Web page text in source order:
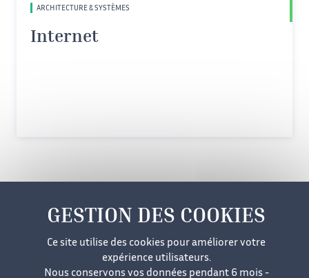
ARCHITECTURE & SYSTÈMES
Internet
Accessibilité Plan du site
Ce site utilise des cookies pour améliorer votre
expérience utilisateurs.
Nous conservons vos données pendant 6 mois -